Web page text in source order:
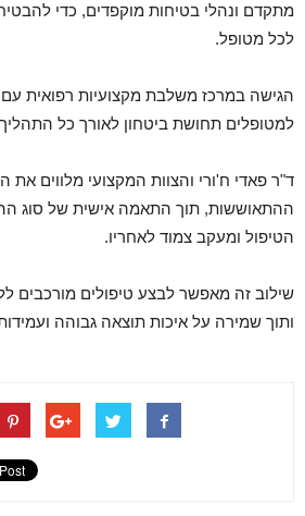
מתקדם ונהלי בטיחות מוקפדים, כדי
לכל מטופל.
הגישה במרכז משלבת מקצועיות רפואית עם
למטופלים תחושת ביטחון לאורך כל
ד"ר פאדי ח'ורי והצוות המקצועי מלווים את
ההתאוששות, תוך התאמה אישית של סוג
הטיפול ומעקב צמוד לאחריו.
שילוב זה מאפשר לבצע טיפולים מורכבים
ותוך שמירה על איכות תוצאה גבוהה